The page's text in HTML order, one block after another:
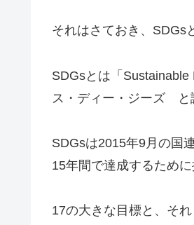
それはさておき、SDGs
SDGsとは「
ス・ディー・ジーズ と
SDGsは2015年9月の国
15年間で達成するために
17の大きな目標と、そ